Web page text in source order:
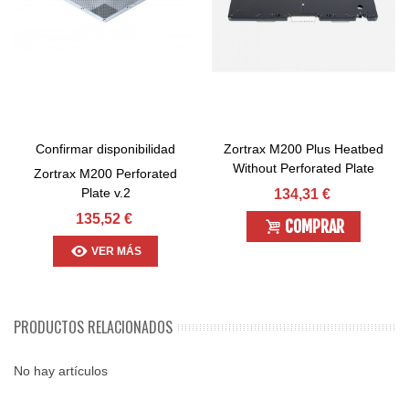
Confirmar disponibilidad
Zortrax M200 Perforated
Plate v.2
135,52 €
VER MÁS
Zortrax M200 Plus Heatbed
Without Perforated Plate
134,31 €
COMPRAR
PRODUCTOS RELACIONADOS
No hay artículos